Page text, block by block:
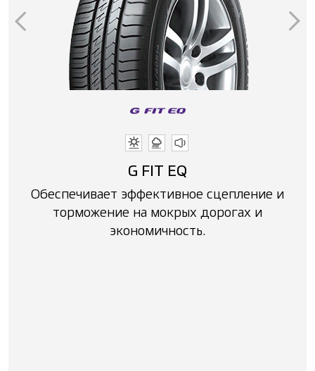
G FIT EQ
Обеспечивает эффективное сцепление и
торможение на мокрых дорогах и
экономичность.